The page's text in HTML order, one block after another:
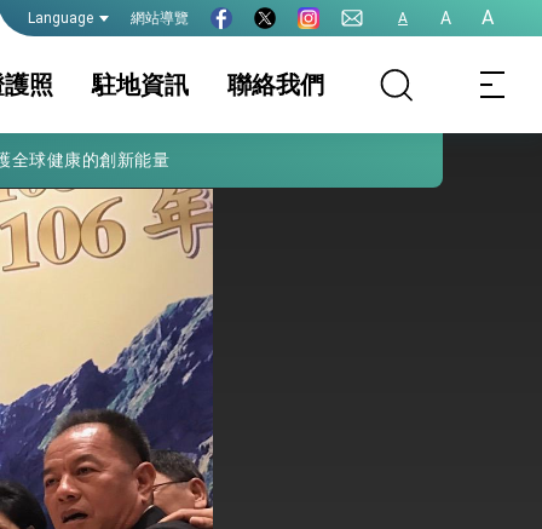
Language 網站導覽 A A A
照
結婚依親簽證面談
護照
證明
移工居留簽證
駐地資訊
相關資訊 簽證及入境須知
生活資訊
及性平諮詢機
行事曆
聯絡我們
全球健康的創新能量
力支持並盡速通過